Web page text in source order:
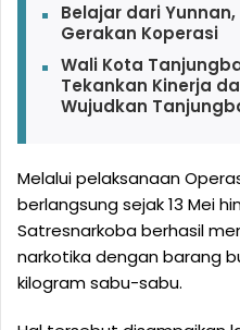
Belajar dari
Gerakan Koperasi
Wali Kota
Tekankan Kinerja
Wujudkan
Melalui pelaksanaan
berlangsung sejak 13 Mei
Satresnarkoba berhasil
narkotika dengan barang
kilogram sabu-sabu.